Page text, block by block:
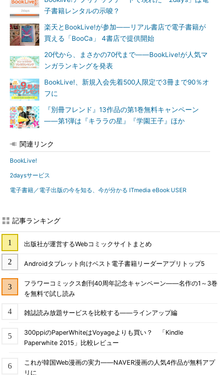
子書籍レンタルの示唆？
楽天とBookLive!が参加――リアル書店で電子書籍が
買える「BooCa」 4書店で提供開始
20代から、まさかの70代まで――BookLive!が人気マ
ンガランキングを発表
BookLive!、新規入会先着500人限定で3冊まで90％オ
フに
『別冊フレンド』13作品の第1巻無料キャンペーン
――第1弾は『キララの星』『学園王子』ほか
関連リンク
BookLive!
2daysサービス
電子書籍／電子出版の今を知る、今が分かる ITmedia eBook USER
記事ランキング
出版社が運営するWebコミックサイトまとめ
Androidタブレット向けベスト電子書籍リーダーアプリトップ5
フラワーコミックス創刊40周年記念キャンペーン――名作の1～3巻
を無料で試し読み
雑誌読み放題サービスを比較する――ラインアップ編
300ppiのPaperWhiteはVoyageよりも買い？ 「Kindle
Paperwhite 2015」比較レビュー
これが韓国Web漫画の実力――NAVER漫画の人気4作品が無料アプ
リに